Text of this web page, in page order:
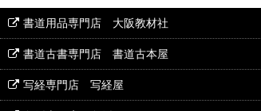
書道用品専門店 大阪教材社
書道古書専門店 書道古本屋
写経専門店 写経屋